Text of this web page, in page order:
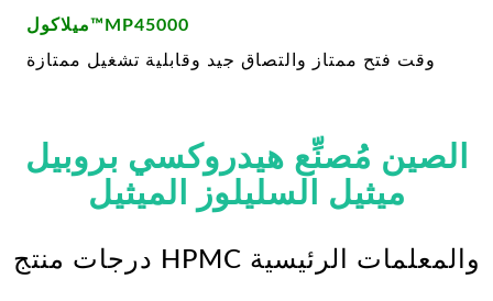
ميلاكول™MP45000
وقت فتح ممتاز والتصاق جيد وقابلية تشغيل ممتازة
الصين مُصنِّع هيدروكسي بروبيل
ميثيل السليلوز الميثيل
درجات منتج HPMC والمعلمات الرئيسية